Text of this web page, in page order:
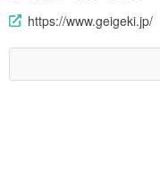
https://www.geigeki.jp/